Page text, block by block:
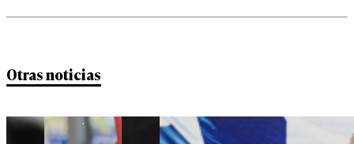
Otras noticias